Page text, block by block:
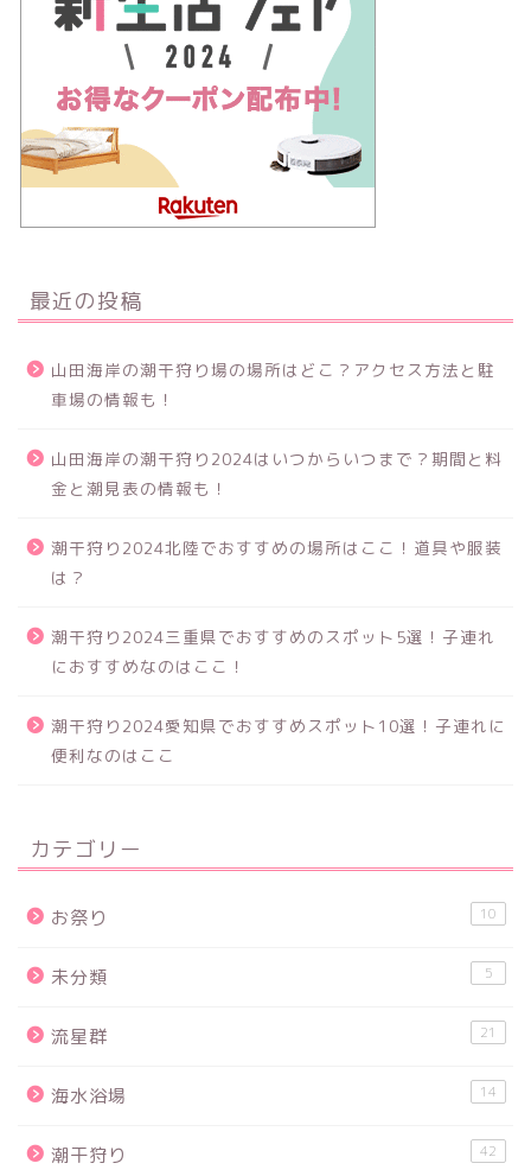
最近の投稿
山田海岸の潮干狩り場の場所はどこ？アクセス方法と駐
車場の情報も！
山田海岸の潮干狩り2024はいつからいつまで？期間と料
金と潮見表の情報も！
潮干狩り2024北陸でおすすめの場所はここ！道具や服装
は？
潮干狩り2024三重県でおすすめのスポット5選！子連れ
におすすめなのはここ！
潮干狩り2024愛知県でおすすめスポット10選！子連れに
便利なのはここ
カテゴリー
お祭り 10
未分類 5
流星群 21
海水浴場 14
潮干狩り 42